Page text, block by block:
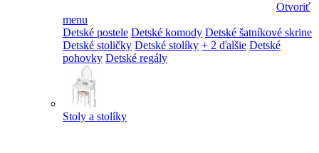
Otvoriť
menu
Detské postele Detské komody Detské šatníkové skrine
Detské stoličky Detské stolíky + 2 ďalšie Detské
pohovky Detské regály
Stoly a stolíky